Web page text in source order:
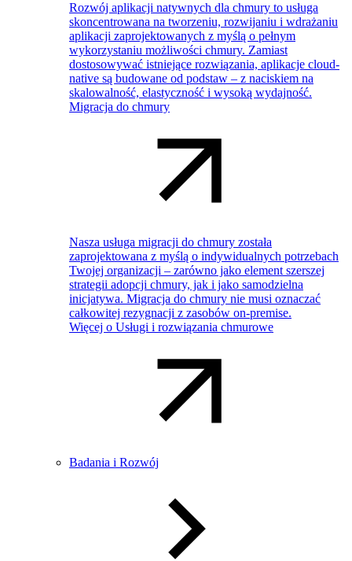
Rozwój aplikacji natywnych dla chmury to usługa
skoncentrowana na tworzeniu, rozwijaniu i wdrażaniu
aplikacji zaprojektowanych z myślą o pełnym
wykorzystaniu możliwości chmury. Zamiast
dostosowywać istniejące rozwiązania, aplikacje cloud-
native są budowane od podstaw – z naciskiem na
skalowalność, elastyczność i wysoką wydajność.
Migracja do chmury
Nasza usługa migracji do chmury została
zaprojektowana z myślą o indywidualnych potrzebach
Twojej organizacji – zarówno jako element szerszej
strategii adopcji chmury, jak i jako samodzielna
inicjatywa. Migracja do chmury nie musi oznaczać
całkowitej rezygnacji z zasobów on-premise.
Więcej o Usługi i rozwiązania chmurowe
Badania i Rozwój